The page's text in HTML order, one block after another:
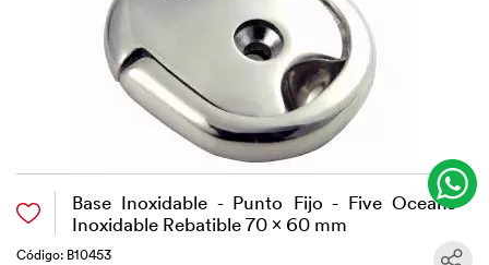
Base Inoxidable - Punto Fijo - Five Oceans
Inoxidable Rebatible 70 x 60 mm
Código: B10453